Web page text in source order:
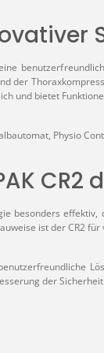
der
und bietet
Physio
CR2
besonders
ist der CR2
der